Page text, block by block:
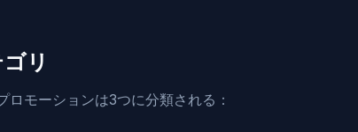
リ
モーションは3つに分類される：